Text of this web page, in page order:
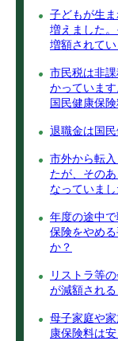
子どもが生
増えました
増額されて
市民税は非
かっていま
国民健康保
退職金は国
市外から転
たが、その
なっていま
年度の途中
保険をやめ
か？
リストラ等
が減額され
母子家庭や
康保険料は